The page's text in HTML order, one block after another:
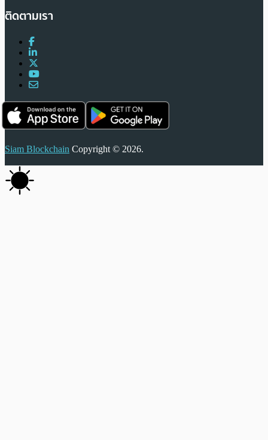
ติดตามเรา
Siam Blockchain Copyright © 2026.